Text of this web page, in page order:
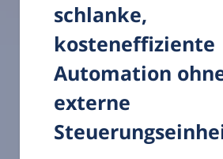
schlanke,
kosteneffiziente
Automation
externe